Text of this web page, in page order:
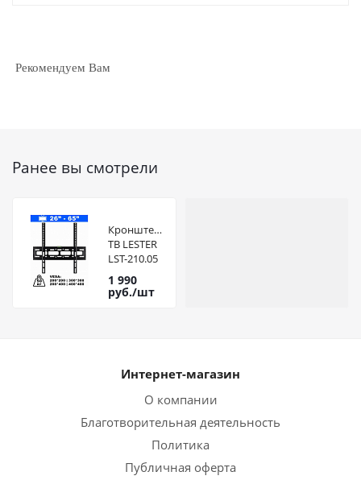
Рекомендуем Вам
Ранее вы смотрели
Кронштейн
ТВ LESTER
LST-210.05
10-50 Vesa
200*100
1 990
руб./шт
Интернет-магазин
О компании
Благотворительная деятельность
Политика
Публичная оферта